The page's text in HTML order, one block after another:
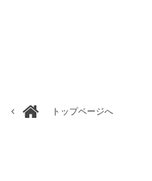
トップページへ